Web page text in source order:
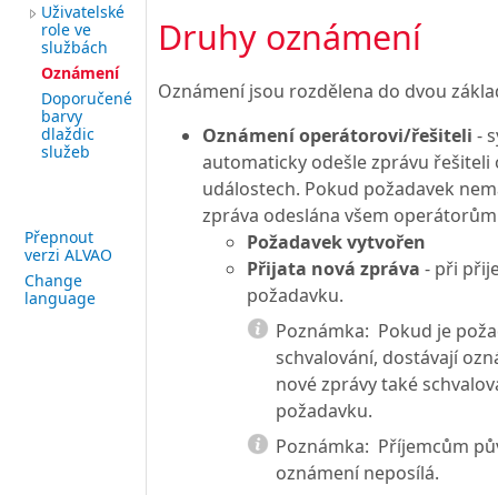
Uživatelské
role ve
službách
Oznámení
Doporučené
barvy
dlaždic
služeb
Přepnout
verzi ALVAO
Change
language
Druhy oznámení
Oznámení jsou rozdělena do dvou
Oznámení operátorovi/řešiteli -
automaticky odešle zprávu řešiteli
událostech. Pokud požadavek
zpráva odeslána všem
Požadavek vytvořen
Přijata nová zpráva - při
požadavku.
Poznámka: Pokud je
schvalování, dostávají
nové zprávy také
požadavku.
Poznámka: Příjemcům
oznámení neposílá.